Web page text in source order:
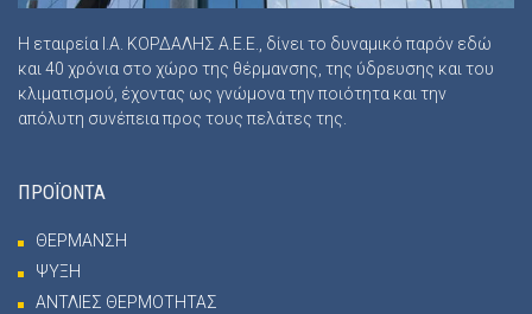
Η εταιρεία Ι.Α. ΚΟΡΔΑΛΗΣ Α.Ε.Ε., δίνει το δυναμικό παρόν εδώ
και 40 χρόνια στο χώρο της θέρμανσης, της ύδρευσης και του
κλιματισμού, έχοντας ως γνώμονα την ποιότητα και την
απόλυτη συνέπεια προς τους πελάτες της.
ΠΡΟΪΟΝΤΑ
ΘΕΡΜΑΝΣΗ
ΨΥΞΗ
ΑΝΤΛΙΕΣ ΘΕΡΜΟΤΗΤΑΣ